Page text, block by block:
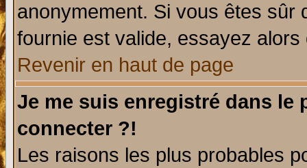
anonymement. Si vous êtes sûr
fournie est valide, essayez
Revenir en haut de page
Je me suis enregistré dans le
connecter ?!
Les raisons les plus probables